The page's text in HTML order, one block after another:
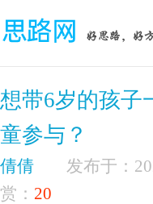
想带6岁的孩子
童参与？
倩倩 发布于：
赏： 20